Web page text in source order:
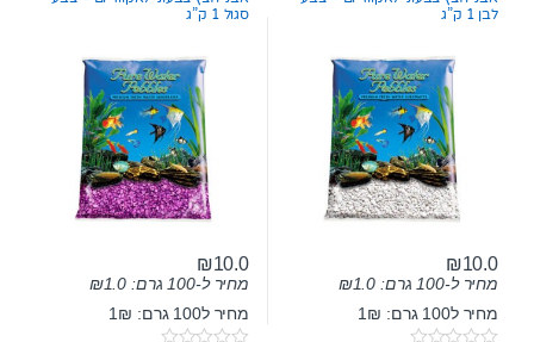
לבן 1 ק”ג
₪10.0
מחיר ל-100 גרם: ₪1.0
מחיר ל100 גרם: 1₪
סגול 1 ק”ג
₪10.0
מחיר ל-100 גרם: ₪1.0
מחיר ל100 גרם: 1₪